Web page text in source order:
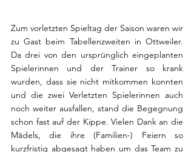
Zum vorletzten Spieltag der Saison waren wir
zu Gast beim Tabellenzweiten in Ottweiler.
Da drei von den ursprünglich eingeplanten
Spielerinnen und der Trainer so krank
wurden, dass sie nicht mitkommen konnten
und die zwei Verletzten Spielerinnen auch
noch weiter ausfallen, stand die Begegnung
schon fast auf der Kippe. Vielen Dank an die
Mädels, die ihre (Familien-) Feiern so
kurzfristig abgesagt haben um das Team zu